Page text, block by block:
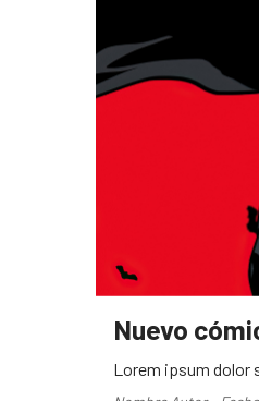
Nuevo
Lorem ipsum dolor